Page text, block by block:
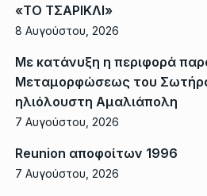
«ΤΟ ΤΣΑΡΙΚΛΙ»
8 Αυγούστου, 2026
Με κατάνυξη η περιφορά
Μεταμορφώσεως του
ηλιόλουστη Αμαλιάπολη
7 Αυγούστου, 2026
Reunion αποφοίτων 1996
7 Αυγούστου, 2026